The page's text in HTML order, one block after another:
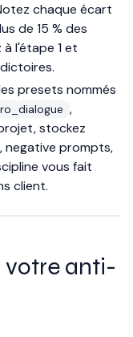
chaque écart
de 15 % des
l'étape 1 et
presets nommés
,
stockez
negative prompts,
vous fait
client.
votre anti-